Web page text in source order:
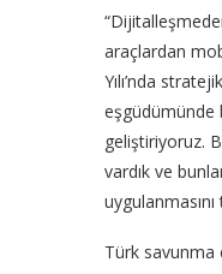
araçlardan
Yılı’nda
eşgüdümünde
geliştiriyoruz.
vardık ve
Türk savunma